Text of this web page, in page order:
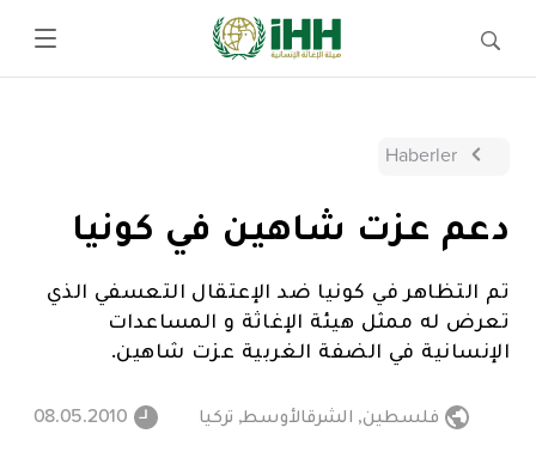
Haberler
دعم عزت شاهين في كونيا
تم التظاهر في كونيا ضد الإعتقال التعسفي الذي
تعرض له ممثل هيئة الإغاثة و المساعدات
الإنسانية في الضفة الغربية عزت شاهين.
فلسطين, الشرقالأوسط, تركيا 08.05.2010